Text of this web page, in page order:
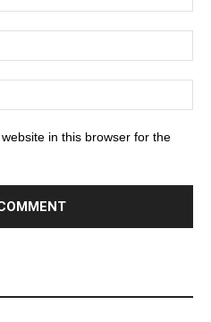
in this browser for the